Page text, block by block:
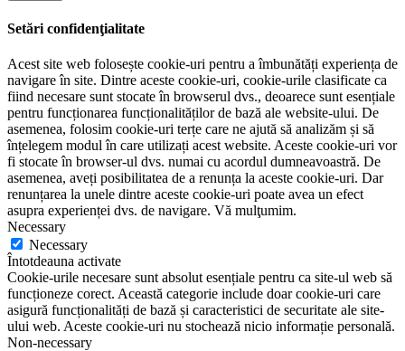
Setări confidenţialitate
Acest site web folosește cookie-uri pentru a îmbunătăți experiența de
navigare în site. Dintre aceste cookie-uri, cookie-urile clasificate ca
fiind necesare sunt stocate în browserul dvs., deoarece sunt esențiale
pentru funcționarea funcționalităților de bază ale website-ului. De
asemenea, folosim cookie-uri terțe care ne ajută să analizăm și să
înțelegem modul în care utilizați acest website. Aceste cookie-uri vor
fi stocate în browser-ul dvs. numai cu acordul dumneavoastră. De
asemenea, aveți posibilitatea de a renunța la aceste cookie-uri. Dar
renunțarea la unele dintre aceste cookie-uri poate avea un efect
asupra experienței dvs. de navigare. Vă mulţumim.
Necessary
Necessary
Întotdeauna activate
Cookie-urile necesare sunt absolut esențiale pentru ca site-ul web să
funcționeze corect. Această categorie include doar cookie-uri care
asigură funcționalități de bază și caracteristici de securitate ale site-
ului web. Aceste cookie-uri nu stochează nicio informație personală.
Non-necessary